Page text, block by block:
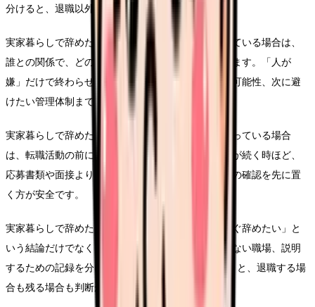
分けると、退職以外の調整余地も見つかります。
実家暮らしで辞めたいという悩みが人間関係から来ている場合は、
誰との関係で、どの発言や場面が負担なのかを残します。「人が
嫌」だけで終わらせず、相談先の有無、記録、異動可能性、次に避
けたい管理体制までつなげます。
実家暮らしで辞めたいという悩みが体調悪化と重なっている場合
は、転職活動の前に休む段取りを考えます。つらさが続く時ほど、
応募書類や面接より、受診、休養、相談先、生活費の確認を先に置
く方が安全です。
実家暮らしで辞めたいについて考える時は、「今すぐ辞めたい」と
いう結論だけでなく、悩みを弱める条件、繰り返さない職場、説明
するための記録を分けてください。この3つがそろうと、退職する場
合も残る場合も判断がぶれにくくなります。